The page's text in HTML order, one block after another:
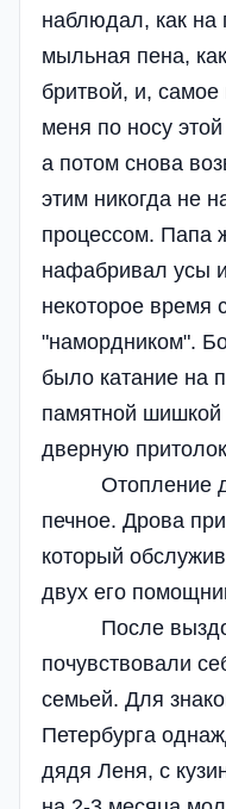
наблюдал, как на
мыльная пена,
бритвой, и, самое
меня по носу
а потом снова
этим никогда не
процессом. Папа
нафабривал усы
некоторое время
"намордником".
было катание на
памятной шишкой
дверную
Отопление
печное. Дрова
который
двух его
После
почувствовали
семьей. Для
Петербурга
дядя Леня, с